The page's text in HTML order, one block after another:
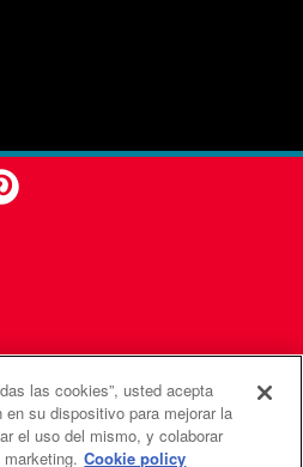
Unidas es una agencia de la
Unida
las cookies”, usted acepta
su dispositivo para mejorar la
el uso del mismo, y colaborar
Cookie policy